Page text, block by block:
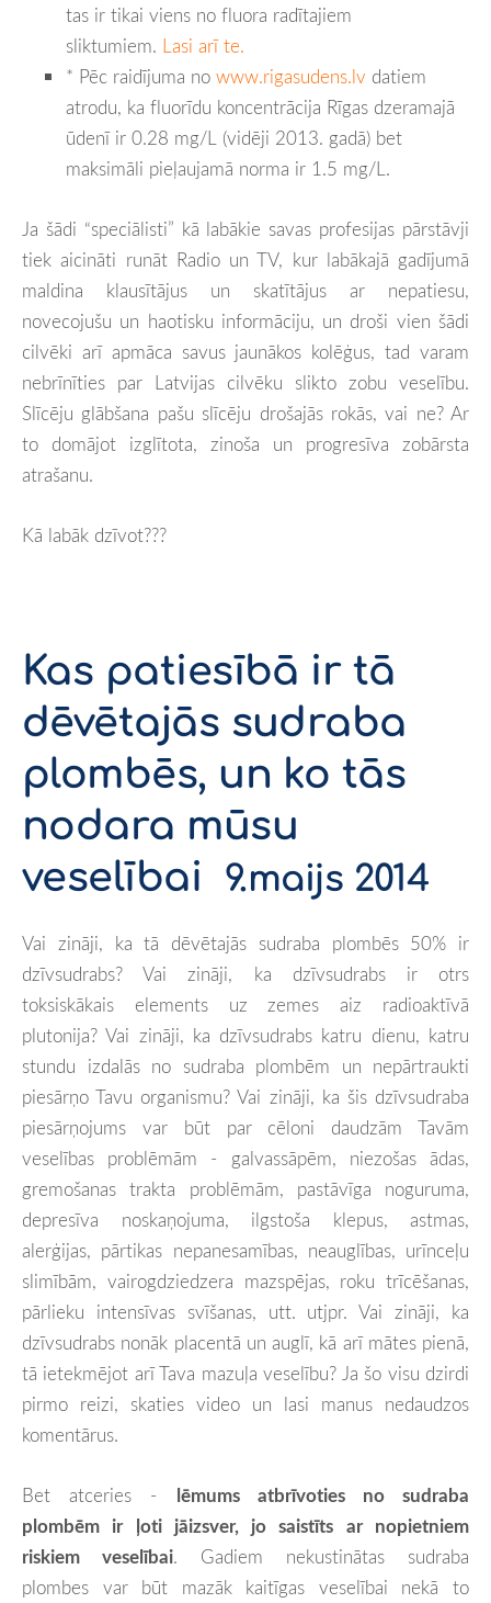
tas ir tikai viens no fluora radītajiem
sliktumiem. Lasi arī te.
* Pēc raidījuma no www.rigasudens.lv datiem
atrodu, ka fluorīdu koncentrācija Rīgas dzeramajā
ūdenī ir 0.28 mg/L (vidēji 2013. gadā) bet
maksimāli pieļaujamā norma ir 1.5 mg/L.
Ja šādi “speciālisti” kā labākie savas profesijas pārstāvji
tiek aicināti runāt Radio un TV, kur labākajā gadījumā
maldina klausītājus un skatītājus ar nepatiesu,
novecojušu un haotisku informāciju, un droši vien šādi
cilvēki arī apmāca savus jaunākos kolēģus, tad varam
nebrīnīties par Latvijas cilvēku slikto zobu veselību.
Slīcēju glābšana pašu slīcēju drošajās rokās, vai ne? Ar
to domājot izglītota, zinoša un progresīva zobārsta
atrašanu.
Kā labāk dzīvot???
Kas patiesībā ir tā
dēvētajās sudraba
plombēs, un ko tās
nodara mūsu
veselībai 9.maijs 2014
Vai zināji, ka tā dēvētajās sudraba plombēs 50% ir
dzīvsudrabs? Vai zināji, ka dzīvsudrabs ir otrs
toksiskākais elements uz zemes aiz radioaktīvā
plutonija? Vai zināji, ka dzīvsudrabs katru dienu, katru
stundu izdalās no sudraba plombēm un nepārtraukti
piesārņo Tavu organismu? Vai zināji, ka šis dzīvsudraba
piesārņojums var būt par cēloni daudzām Tavām
veselības problēmām - galvassāpēm, niezošas ādas,
gremošanas trakta problēmām, pastāvīga noguruma,
depresīva noskaņojuma, ilgstoša klepus, astmas,
alerģijas, pārtikas nepanesamības, neauglības, urīnceļu
slimībām, vairogdziedzera mazspējas, roku trīcēšanas,
pārlieku intensīvas svīšanas, utt. utjpr. Vai zināji, ka
dzīvsudrabs nonāk placentā un auglī, kā arī mātes pienā,
tā ietekmējot arī Tava mazuļa veselību? Ja šo visu dzirdi
pirmo reizi, skaties video un lasi manus nedaudzos
komentārus.
Bet atceries - lēmums atbrīvoties no sudraba
plombēm ir ļoti jāizsver, jo saistīts ar nopietniem
riskiem veselībai. Gadiem nekustinātas sudraba
plombes var būt mazāk kaitīgas veselībai nekā to